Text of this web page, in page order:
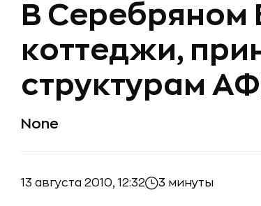
В Серебряном
коттеджи,
структурам
None
13 августа 2010, 12:32 3 минуты